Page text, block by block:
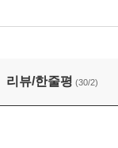
리뷰/한줄평 (30/2)